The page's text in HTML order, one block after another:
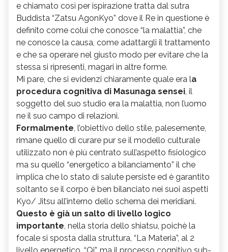
e chiamato così per ispirazione tratta dal sutra
Buddista “Zatsu AgonKyo” dove il Re in questione è
definito come colui che conosce “la malattia”, che
ne conosce la causa, come adattargli il trattamento
e che sa operare nel giusto modo per evitare che la
stessa si ripresenti, magari in altre forme.
Mi pare, che si evidenzi chiaramente quale era la
procedura cognitiva di Masunaga sensei , il
soggetto del suo studio era la malattia, non l’uomo
ne il suo campo di relazioni.
Formalmente , l’obiettivo dello stile, palesemente,
rimane quello di curare pur se il modello culturale
utilizzato non è più centrato sull’aspetto fisiologico
ma su quello “energetico a bilanciamento” il che
implica che lo stato di salute persiste ed è garantito
soltanto se il corpo è ben bilanciato nei suoi aspetti
Kyo/ Jitsu all’interno dello schema dei meridiani.
Questo è già un salto di livello logico
importante , nella storia dello shiatsu, poichè la
focale si sposta dalla struttura, “La Materia”, al 2